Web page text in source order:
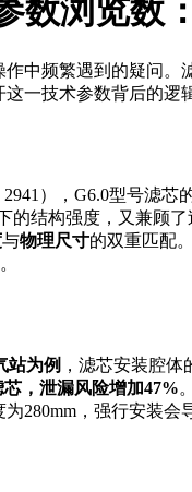
数浏览数：
频繁遇到的疑问。
一技术参数背后的逻
），G6.0型号滤芯
结构强度，又兼顾
与物理尺寸的双重匹配
站为例 ，滤芯安装腔
，泄漏风险增加47%
280mm，强行安装会